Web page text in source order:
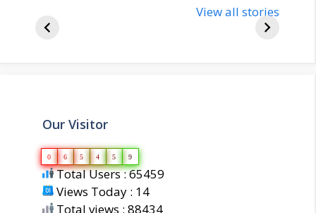
bjp-india-
about
View all stories
Our Visitor
0 6 5 4 5 9
Total Users : 65459
Views Today : 14
Total views : 88434